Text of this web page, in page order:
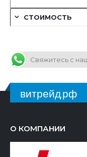
СТОИМОСТЬ
Свяжитесь с
витрейд.рф
О КОМПАНИИ